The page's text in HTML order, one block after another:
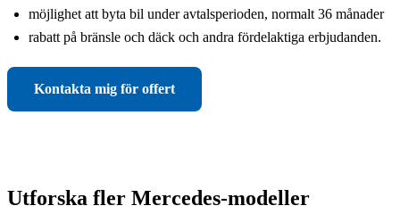
möjlighet att byta bil under avtalsperioden, normalt 36 månader
rabatt på bränsle och däck och andra fördelaktiga erbjudanden.
Kontakta mig för offert
Utforska fler Mercedes-modeller